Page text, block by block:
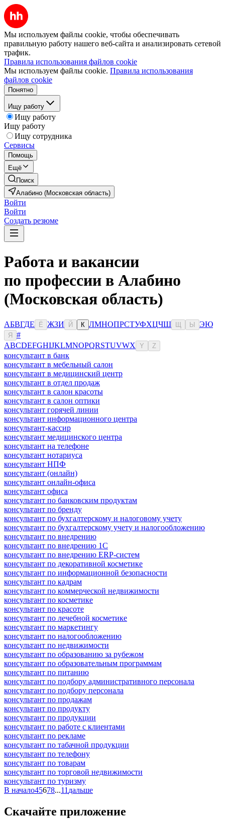
Мы используем файлы cookie, чтобы обеспечивать
правильную работу нашего веб-сайта и анализировать сетевой
трафик.
Правила использования файлов cookie
Мы используем файлы cookie. Правила использования
файлов cookie
Понятно
Ищу работу
Ищу работу
Ищу работу
Ищу сотрудника
Сервисы
Помощь
Ещё
Поиск
Алабино (Московская область)
Войти
Войти
Создать резюме
Работа и вакансии
по профессии в Алабино
(Московская область)
АБВГДЕ Ё ЖЗИ Й К ЛМНОПРСТУФХЦЧШ Ы ЭЮ
Я
#
ABCDEFGHIJKLMNOPQRSTUVWX Y Z
консультант в банк
консультант в мебельный салон
консультант в медицинский центр
консультант в отдел продаж
консультант в салон красоты
консультант в салон оптики
консультант горячей линии
консультант информационного центра
консультант-кассир
консультант медицинского центра
консультант на телефоне
консультант нотариуса
консультант НПФ
консультант (онлайн)
консультант онлайн-офиса
консультант офиса
консультант по банковским продуктам
консультант по бренду
консультант по бухгалтерскому и налоговому учету
консультант по бухгалтерскому учету и налогообложению
консультант по внедрению
консультант по внедрению 1С
консультант по внедрению ERP-систем
консультант по декоративной косметике
консультант по информационной безопасности
консультант по кадрам
консультант по коммерческой недвижимости
консультант по косметике
консультант по красоте
консультант по лечебной косметике
консультант по маркетингу
консультант по налогообложению
консультант по недвижимости
консультант по образованию за рубежом
консультант по образовательным программам
консультант по питанию
консультант по подбору административного персонала
консультант по подбору персонала
консультант по продажам
консультант по продукту
консультант по продукции
консультант по работе с клиентами
консультант по рекламе
консультант по табачной продукции
консультант по телефону
консультант по товарам
консультант по торговой недвижимости
консультант по туризму
В начало45678...11 дальше
Скачайте приложение